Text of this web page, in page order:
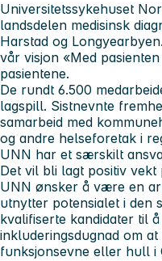
Universitetssykehuset
landsdelen medisinsk
Harstad og Longyearbyen.
vår visjon «Med
pasientene.
De rundt 6.500
lagspill. Sistnevnte
samarbeid med
og andre helseforetak i
UNN har et særskilt
Det vil bli lagt positiv
UNN ønsker å være en
utnytter potensialet i den
kvalifiserte kandidater til
inkluderingsdugnad om
funksjonsevne eller hull i